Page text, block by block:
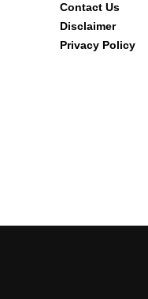
Contact Us
Disclaimer
Privacy Policy